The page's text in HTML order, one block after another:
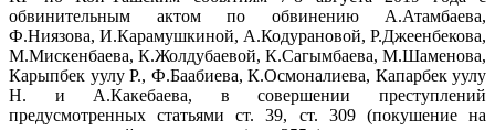
обвинительным актом по обвинению А.Атамбаева,
Ф.Ниязова, И.Карамушкиной, А.Кодурановой, Р.Джеенбекова,
М.Мискенбаева, К.Жолдубаевой, К.Сагымбаева, М.Шаменова,
Карыпбек уулу Р., Ф.Баабиева, К.Осмоналиева, Капарбек уулу
Н. и А.Какебаева, в совершении преступлений
предусмотренных статьями ст. 39, ст. 309 (покушение на